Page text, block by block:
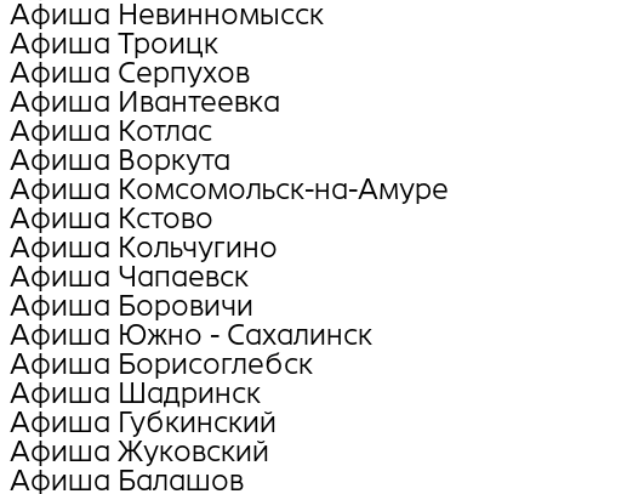
Афиша Невинномысск
Афиша Троицк
Афиша Серпухов
Афиша Ивантеевка
Афиша Котлас
Афиша Воркута
Афиша Комсомольск-на-Амуре
Афиша Кстово
Афиша Кольчугино
Афиша Чапаевск
Афиша Боровичи
Афиша Южно - Сахалинск
Афиша Борисоглебск
Афиша Шадринск
Афиша Губкинский
Афиша Жуковский
Афиша Балашов